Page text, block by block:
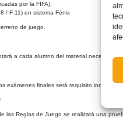
por la FIFA).
/ F-11) en sistema Fénix
de juego.
a cada alumno del material necesario
exámenes finales será requisito
las Reglas de Juego se realizará una